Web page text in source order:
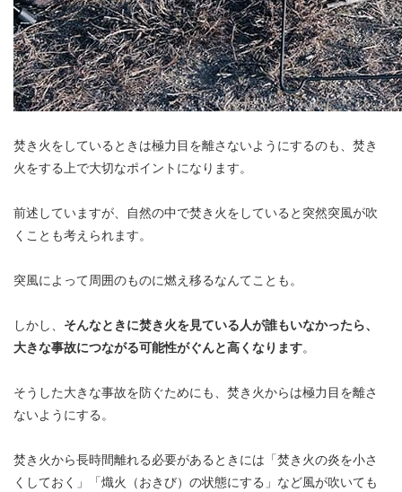
焚き火をしているときは極力目を離さないようにするのも、焚き
火をする上で大切なポイントになります。
前述していますが、自然の中で焚き火をしていると突然突風が吹
くことも考えられます。
突風によって周囲のものに燃え移るなんてことも。
しかし、 そんなときに焚き火を見ている人が誰もいなかったら、
大きな事故につながる可能性がぐんと高くなります。
そうした大きな事故を防ぐためにも、焚き火からは極力目を離さ
ないようにする。
焚き火から長時間離れる必要があるときには「焚き火の炎を小さ
くしておく」「熾火（おきび）の状態にする」など風が吹いても